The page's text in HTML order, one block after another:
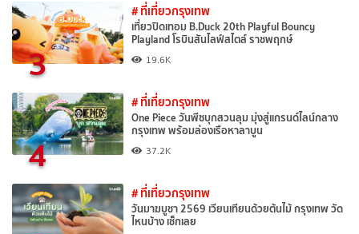
3
# ที่เที่ยวกรุงเทพ
เที่ยวปิดเทอม B.Duck 20th Playful Bouncy
Playland โรบินสันไลฟ์สไตล์ ราชพฤกษ์
19.6K
4
# ที่เที่ยวกรุงเทพ
One Piece วันพีซบุกสวนลุม มุ่งสู่แกรนด์ไลน์กลาง
กรุงเทพ พร้อมล่องเรือหาลาบูน
37.2K
# ที่เที่ยวกรุงเทพ
วันมาฆบูชา 2569 เวียนเทียนด้วยต้นไม้ กรุงเทพ วัด
ไหนบ้าง เช็กเลย